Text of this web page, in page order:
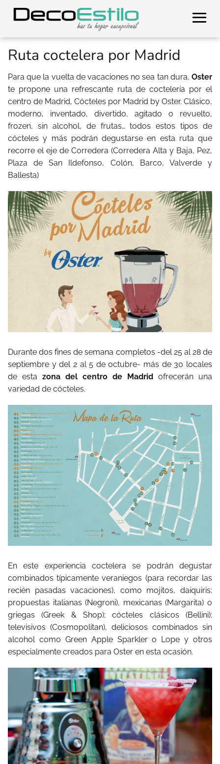
Ruta coctelera por Madrid
Para que la vuelta de vacaciones no sea tan dura, Oster
te propone una refrescante ruta de coctelería por el
centro de Madrid, Cócteles por Madrid by Oster. Clásico,
moderno, inventado, divertido, agitado o revuelto,
frozen, sin alcohol, de frutas… todos estos tipos de
cócteles y más podrán degustarse en esta ruta que
recorre el eje de Corredera (Corredera Alta y Baja, Pez,
Plaza de San Ildefonso, Colón, Barco, Valverde y
Ballesta)
Durante dos fines de semana completos -del 25 al 28 de
septiembre y del 2 al 5 de octubre- más de 30 locales
de esta zona del centro de Madrid ofrecerán una
variedad de cócteles.
En este experiencia coctelera se podrán degustar
combinados típicamente veraniegos (para recordar las
recién pasadas vacaciones), como mojitos, daiquiris;
propuestas italianas (Negroni), mexicanas (Margarita) o
griegas (Greek & Shop); cócteles clásicos (Bellini);
televisivos (Cosmopolitan), deliciosos combinados sin
alcohol como Green Apple Sparkler o Lope y otros
especialmente creados para Oster en esta ocasión.